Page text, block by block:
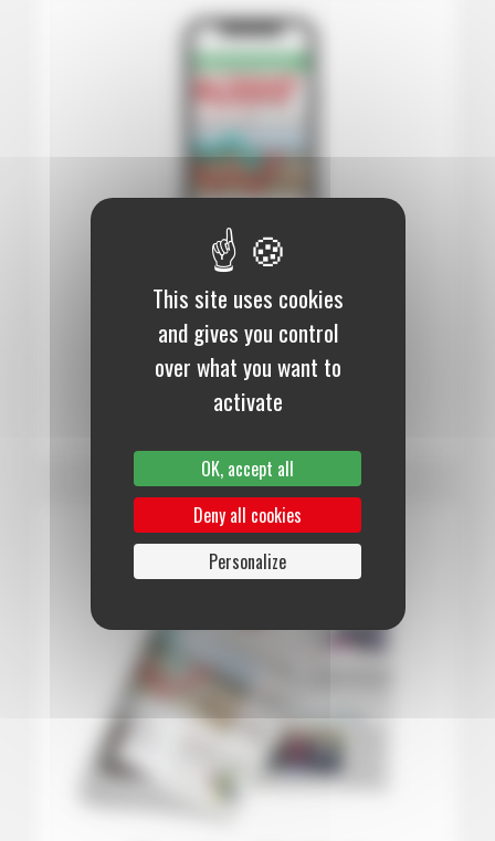
12 mois :99,00 €
Numérique
S’abonner au journal
This site uses cookies
and gives you control
over what you want to
activate
OK, accept all
Deny all cookies
Personalize